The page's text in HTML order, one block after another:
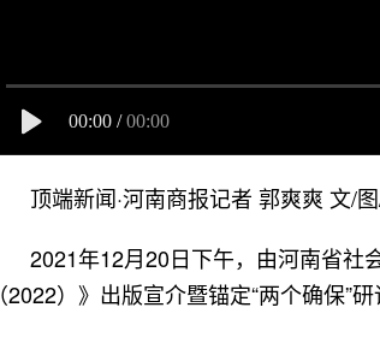
00:00 / 00:00
顶端新闻·河南商报记者 郭爽爽 文/
2021年12月20日下午，由河南省社
（2022）》出版宣介暨锚定“两个确保”